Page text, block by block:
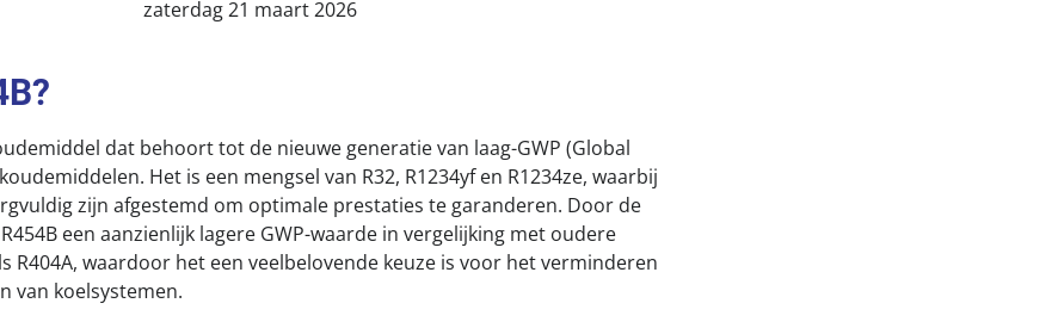
zaterdag 21 maart 2026
dat behoort tot de nieuwe generatie van laag-GWP (Global
Het is een mengsel van R32, R1234yf en R1234ze, waarbij
zijn afgestemd om optimale prestaties te garanderen. Door de
een aanzienlijk lagere GWP-waarde in vergelijking met oudere
R404A, waardoor het een veelbelovende keuze is voor het verminderen
van koelsystemen.